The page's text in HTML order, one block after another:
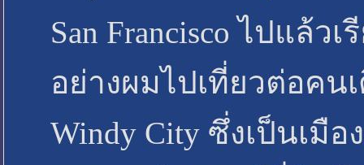
San Francisco ไปแล้
อย่างผมไปเที่ยวต่อคน
Windy City ซึ่งเป็นเมื